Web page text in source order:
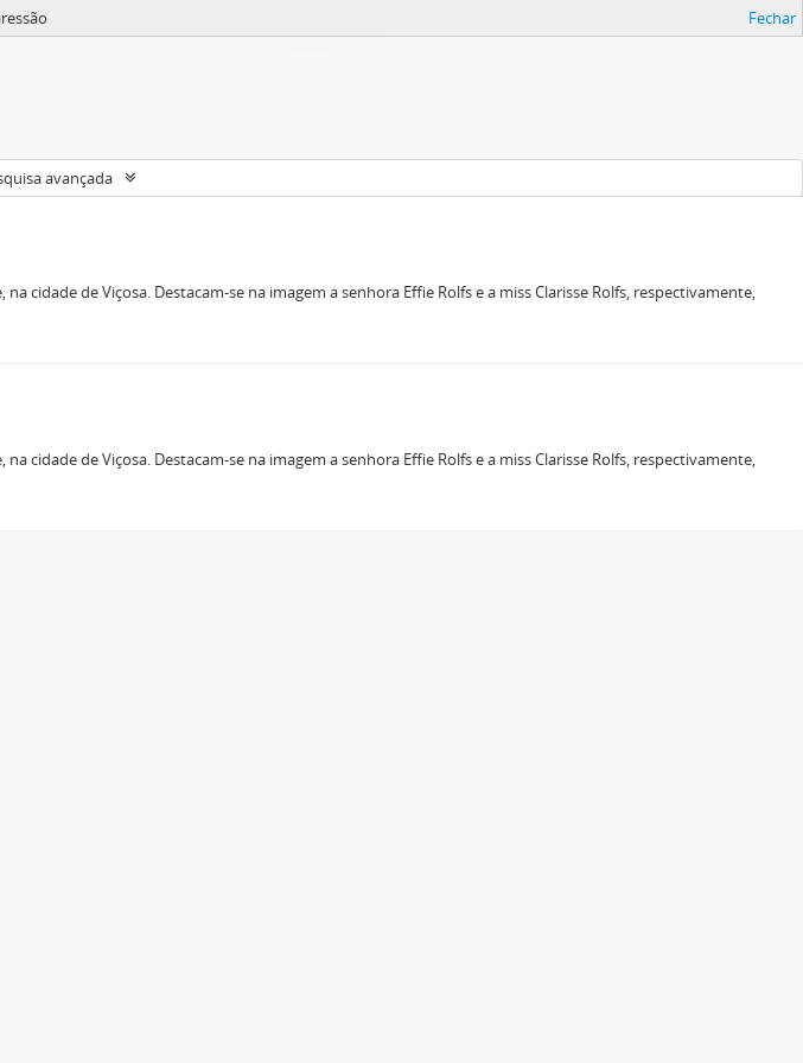
Fechar
avançada
cidade de Viçosa. Destacam-se na imagem a senhora Effie Rolfs e a miss Clarisse Rolfs, respectivamente,
cidade de Viçosa. Destacam-se na imagem a senhora Effie Rolfs e a miss Clarisse Rolfs, respectivamente,